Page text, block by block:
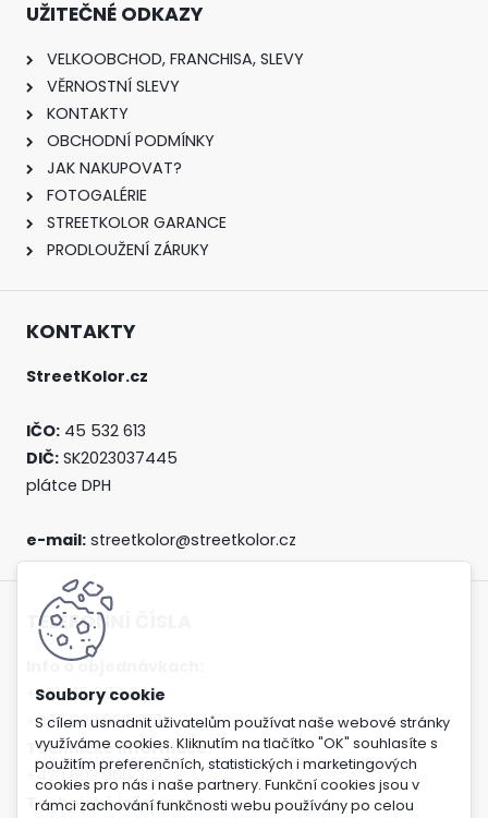
S cílem usnadnit uživatelům používat naše webové stránky
využíváme cookies. Kliknutím na tlačítko "OK" souhlasíte s
použitím preferenčních, statistických i marketingových
cookies pro nás i naše partnery. Funkční cookies jsou v
rámci zachování funkčnosti webu používány po celou
UŽITEČNÉ ODKAZY
VELKOOBCHOD, FRANCHISA, SLEVY
VĚRNOSTNÍ SLEVY
KONTAKTY
OBCHODNÍ PODMÍNKY
JAK NAKUPOVAT?
FOTOGALÉRIE
STREETKOLOR GARANCE
PRODLOUŽENÍ ZÁRUKY
KONTAKTY
StreetKolor.cz
IČO: 45 532 613
DIČ: SK2023037445
plátce DPH
e-mail: streetkolor@streetkolor.cz
TELEFONNÍ ČÍSLA
Info o objednávkach:
+421 915 656 606
+420 603 966 223
Technické informace:
+420 603 966 322
Technické informace: